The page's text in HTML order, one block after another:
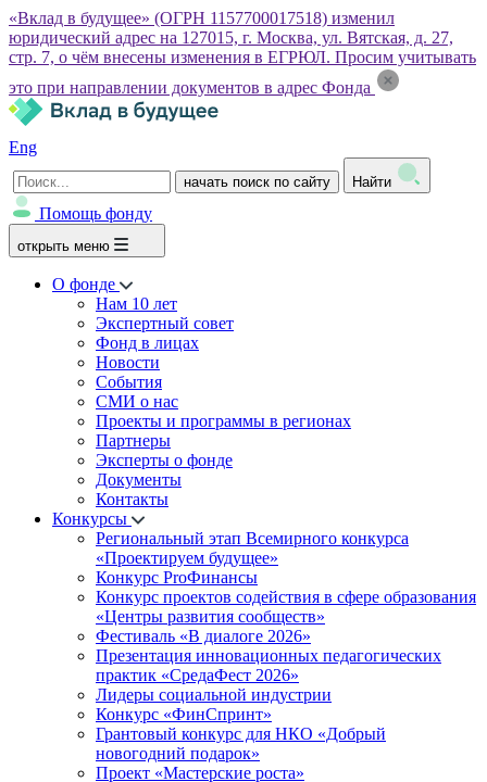
«Вклад в будущее» (ОГРН 1157700017518) изменил
юридический адрес на 127015, г. Москва, ул. Вятская, д. 27,
стр. 7, о чём внесены изменения в ЕГРЮЛ. Просим учитывать
это при направлении документов в адрес Фонда
Eng
начать поиск по сайту Найти
Помощь фонду
открыть меню
О фонде
Нам 10 лет
Экспертный совет
Фонд в лицах
Новости
События
СМИ о нас
Проекты и программы в регионах
Партнеры
Эксперты о фонде
Документы
Контакты
Конкурсы
Региональный этап Всемирного конкурса
«Проектируем будущее»
Конкурс ProФинансы
Конкурс проектов содействия в сфере образования
«Центры развития сообществ»
Фестиваль «В диалоге 2026»
Презентация инновационных педагогических
практик «СредаФест 2026»
Лидеры социальной индустрии
Конкурс «ФинСпринт»
Грантовый конкурс для НКО «Добрый
новогодний подарок»
Проект «Мастерские роста»